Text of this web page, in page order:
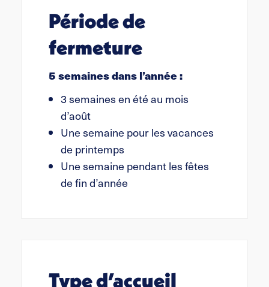
Période de
fermeture
5 semaines dans l’année :
3 semaines en été au mois
d’août
Une semaine pour les vacances
de printemps
Une semaine pendant les fêtes
de fin d’année
Type d’accueil